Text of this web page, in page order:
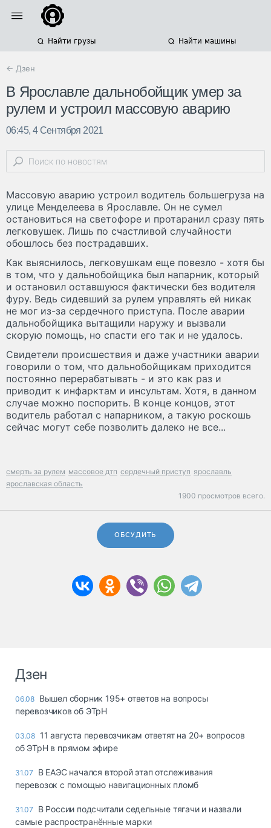
Найти грузы Найти машины
← Дзен
В Ярославле дальнобойщик умер за
рулем и устроил массовую аварию
06:45, 4 Сентября 2021
Массовую аварию устроил водитель большегруза на
улице Менделеева в Ярославле. Он не сумел
остановиться на светофоре и протаранил сразу пять
легковушек. Лишь по счастливой случайности
обошлось без пострадавших.
Как выяснилось, легковушкам еще повезло - хотя бы
в том, что у дальнобойщика был напарник, который
и остановил оставшуюся фактически без водителя
фуру. Ведь сидевший за рулем управлять ей никак
не мог из-за сердечного приступа. После аварии
дальнобойщика вытащили наружу и вызвали
скорую помощь, но спасти его так и не удалось.
Свидетели происшествия и даже участники аварии
говорили о том, что дальнобойщикам приходится
постоянно перерабатывать - и это как раз и
приводит к инфарктам и инсультам. Хотя, в данном
случае можно поспорить. В конце концов, этот
водитель работал с напарником, а такую роскошь
сейчас могут себе позволить далеко не все...
смерть за рулем массовое дтп сердечный приступ ярославль
ярославская область
1900 просмотров всего.
ОБСУДИТЬ
Дзен
06.08 Вышел сборник 195+ ответов на вопросы
перевозчиков об ЭТрН
03.08 11 августа перевозчикам ответят на 20+ вопросов
об ЭТрН в прямом эфире
31.07
В ЕАЭС начался второй этап отслеживания
перевозок с помощью навигационных пломб
31.07
В России подсчитали седельные тягачи и назвали
самые распространённые марки